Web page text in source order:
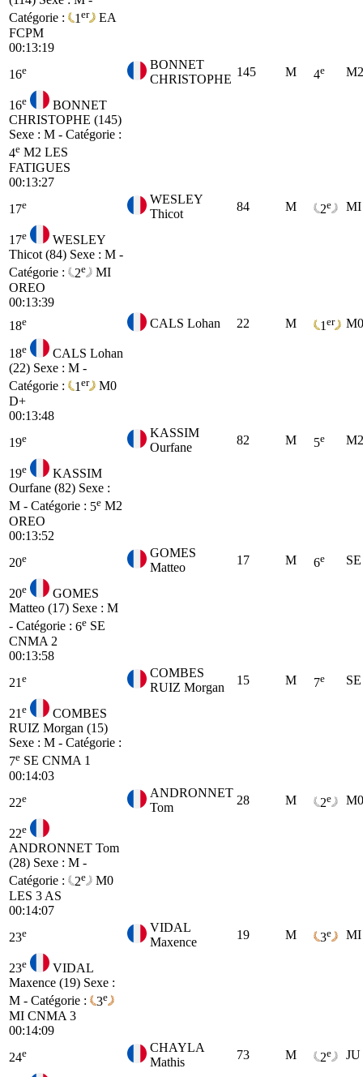
Catégorie :
1 er
EA
FCPM
00:13:19
16e
BONNET
CHRISTOPHE
145 M 4e M2
16e
BONNET
CHRISTOPHE (145)
Sexe : M - Catégorie :
4e M2 LES
FATIGUES
00:13:27
17e
WESLEY
Thicot
84 M 2e MI
17e
WESLEY
Thicot (84) Sexe : M -
Catégorie :
2e
MI
OREO
00:13:39
18e CALS Lohan 22 M 1 er M0
18e
CALS Lohan
(22) Sexe : M -
Catégorie :
1 er
M0
D+
00:13:48
19e
KASSIM
Ourfane
82 M 5e M2
19e
KASSIM
Ourfane (82) Sexe :
M - Catégorie : 5e M2
OREO
00:13:52
20e
GOMES
Matteo
17 M 6e SE
20e
GOMES
Matteo (17) Sexe : M
- Catégorie : 6e SE
CNMA 2
00:13:58
21 e
COMBES
RUIZ Morgan
15 M 7e SE
21 e
COMBES
RUIZ Morgan (15)
Sexe : M - Catégorie :
7e SE CNMA 1
00:14:03
22e
ANDRONNET
Tom
28 M 2e M0
22e
ANDRONNET Tom
(28) Sexe : M -
Catégorie :
2e
M0
LES 3 AS
00:14:07
23e
VIDAL
Maxence
19 M 3e MI
23e
VIDAL
Maxence (19) Sexe :
M - Catégorie :
3e
MI CNMA 3
00:14:09
24e
CHAYLA
Mathis
73 M 2e JU